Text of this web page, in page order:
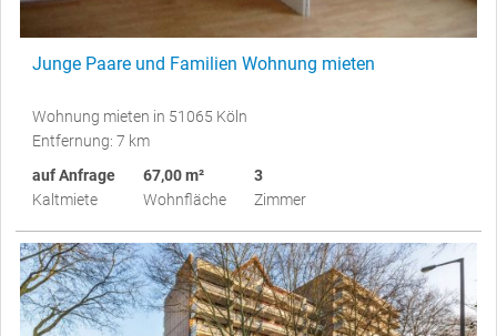
Junge Paare und Familien Wohnung mieten
Wohnung mieten in 51065 Köln
Entfernung: 7 km
auf Anfrage
Kaltmiete
67,00 m²
Wohnfläche
3
Zimmer